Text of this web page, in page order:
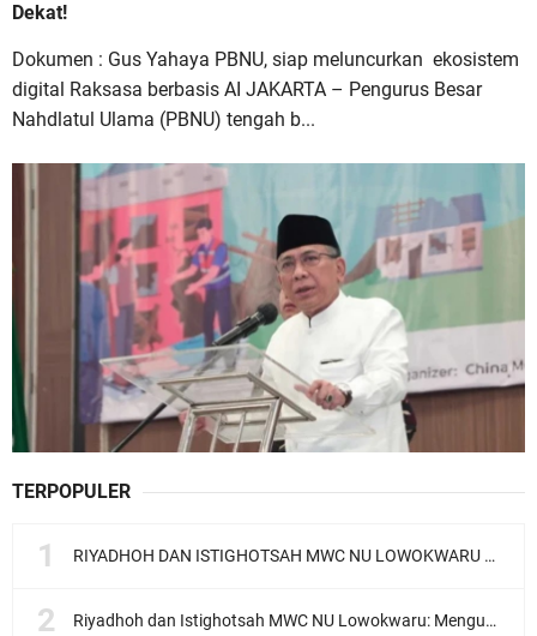
Dekat!
Dokumen : Gus Yahaya PBNU, siap meluncurkan ekosistem
digital Raksasa berbasis AI JAKARTA – Pengurus Besar
Nahdlatul Ulama (PBNU) tengah b...
TERPOPULER
RIYADHOH DAN ISTIGHOTSAH MWC NU LOWOKWARU Menyambut Muktamar NU ke-35, Meneguhkan Sanad Laku Para Muassis
Riyadhoh dan Istighotsah MWC NU Lowokwaru: Menguatkan Doa, Menjalin Ukhuwah Menyambut Muktamar NU ke-35